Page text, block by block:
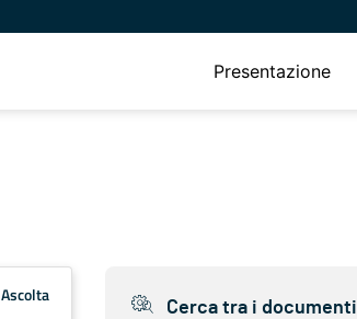
Presentazione
Ascolta
Cerca tra i documenti